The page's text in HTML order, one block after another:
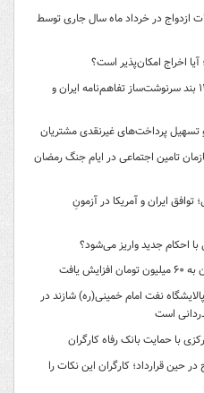
ریال تسهیلات ازدواج در خرداد ماه سال جاری توسط
اخراج امکان‌پذیر است؟
فصل نوین در دیپلماسی ایران؛ جزئیات ۱۴ بند سرنوشت‌ساز تفاهم‌نامه ایران و
تسهیل پرداخت‌های غیرنقدی مشتریان
تامین اجتماعی در ایام جنگ رمضان
ایران و آمریکا در آزمونِ
احکام جدید واریز می‌شود؟
یافت
نفت امام خمینی(ره) شازند در
است
با حمایت بانک رفاه کارگران
قرارداد؛ کارگران این نکات را